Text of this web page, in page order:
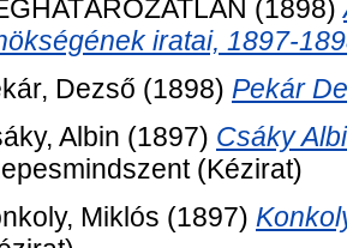
(1898)
iratai, 1897-
Dezső (1898) Pekár
Albin (1897) Csáky
(Kézirat)
Miklós (1897)